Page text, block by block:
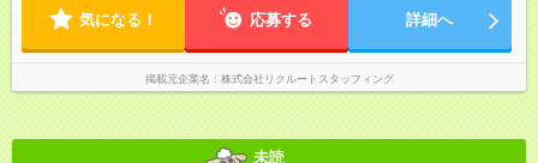
気になる！ 応募する 詳細へ
掲載元企業名 株式会社リクルートスタッフィング
未読